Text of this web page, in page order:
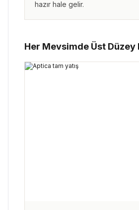
hazır hale gelir.
Her Mevsimde Üst Düzey